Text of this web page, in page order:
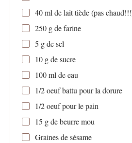
40ml de lait tiède (pas
250 gde farine
5 gde sel
10 gde sucre
100ml de eau
1/2oeuf battu pour la dorure
1/2oeuf pour le pain
15 gde beurre mou
Graines de sésame